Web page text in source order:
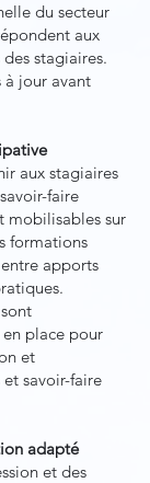
du secteur
aux
stagiaires.
à jour avant
aux stagiaires
faire
mobilisables sur
formations
apports
place pour
et
et savoir-faire
adapté
et des